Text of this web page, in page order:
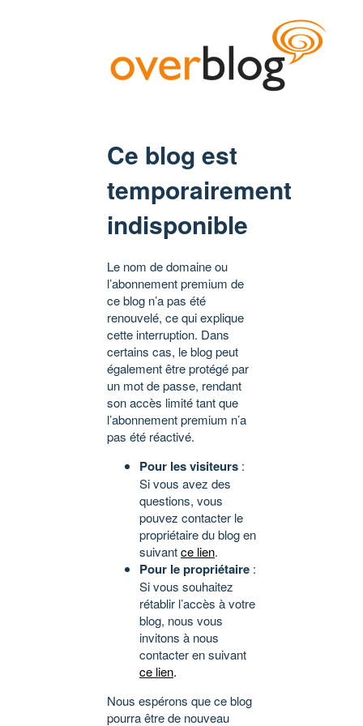
Ce blog est
temporairement
indisponible
Le nom de domaine ou
l’abonnement premium de
ce blog n’a pas été
renouvelé, ce qui explique
cette interruption. Dans
certains cas, le blog peut
également être protégé par
un mot de passe, rendant
son accès limité tant que
l’abonnement premium n’a
pas été réactivé.
Pour les visiteurs :
Si vous avez des
questions, vous
pouvez contacter le
propriétaire du blog en
suivantce lien.
Pour le propriétaire :
Si vous souhaitez
rétablir l’accès à votre
blog, nous vous
invitons à nous
contacter en suivant
ce lien.
Nous espérons que ce blog
pourra être de nouveau